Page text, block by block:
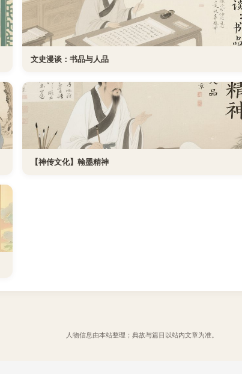
文史漫谈：书品与人品
【神传文化】翰墨精神
人物信息由本站整理；典故与篇目以站内文章为准。